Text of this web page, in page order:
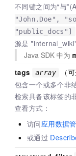
不同键之间为“与
"John.Doe",
"public_docs"]
源是
Java SDK 中为
tags
array
（
包含一个或多个非
检索具备该标签的
查看方式：
访问应用数据
或通过